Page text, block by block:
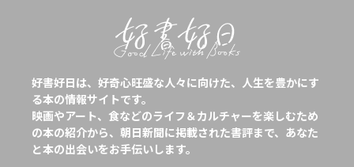
好書好日は、好奇心旺盛な人々に向けた、人生を豊かにす
る本の情報サイトです。
映画やアート、食などのライフ＆カルチャーを楽しむため
の本の紹介から、朝日新聞に掲載された書評まで、あなた
と本の出会いをお手伝いします。